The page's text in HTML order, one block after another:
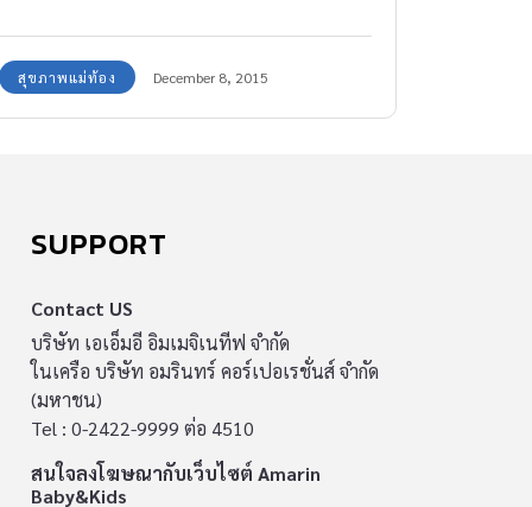
สุขภาพแม่ท้อง December 8, 2015
SUPPORT
Contact US
บริษัท เอเอ็มอี อิมเมจิเนทีฟ จำกัด
ในเครือ บริษัท อมรินทร์ คอร์เปอเรชั่นส์ จำกัด
(มหาชน)
Tel : 0-2422-9999 ต่อ 4510
สนใจลงโฆษณากับเว็บไซต์ Amarin
Baby&Kids